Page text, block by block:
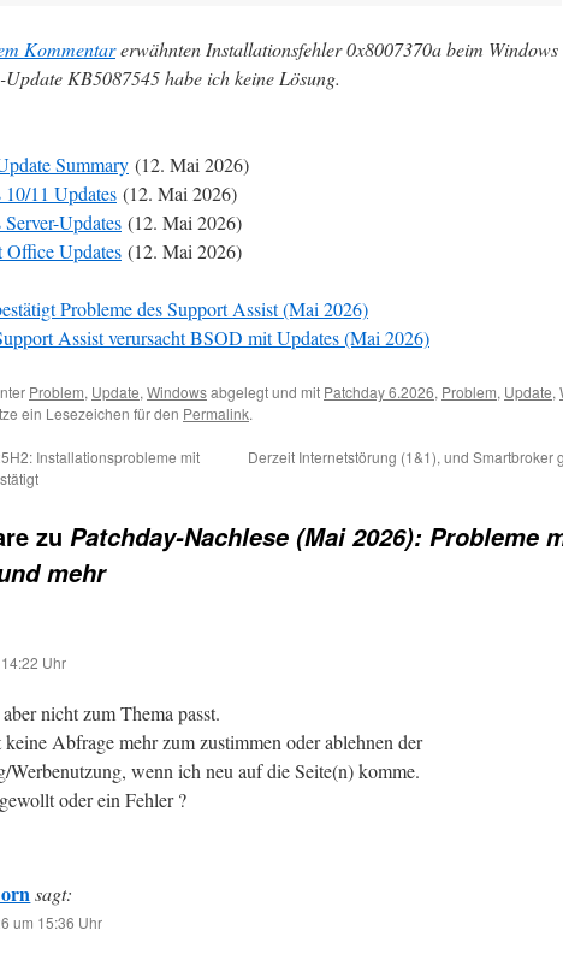
Kommentarerwähnten Installationsfehler 0x8007370a beim Windows
Update KB5087545 habe ich keine Lösung.
Summary (12. Mai 2026)
11 Updates (12. Mai 2026)
Updates (12. Mai 2026)
Office Updates (12. Mai 2026)
Probleme des Support Assist (Mai 2026)
Assist verursacht BSOD mit Updates (Mai 2026)
Problem, Update, Windowsabgelegt und mit Patchday 6.2026, Problem, Update,
ein Lesezeichen für den Permalink.
Installationsprobleme mit
Derzeit Internetstörung (1&1), und Smartbroker
zu Patchday-Nachlese (Mai 2026): Probleme
mehr
Uhr
nicht zum Thema passt.
Abfrage mehr zum zustimmen oder ablehnen der
Werbenutzung, wenn ich neu auf die Seite(n) komme.
oder ein Fehler ?
sagt:
um 15:36 Uhr